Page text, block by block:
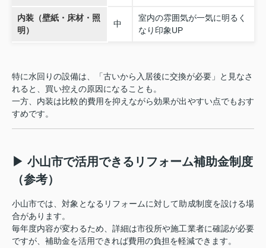
内装（壁紙・床材・照
明）
中
室内の雰囲気が一気に明るく
なり印象UP
特に水回りの設備は、「古いから入居後に交換が必要」と見なさ
れると、買い控えの原因になることも。
一方、内装は比較的費用を抑えながら効果が出やすい点でもおす
すめです。
▶ 小山市で活用できるリフォーム補助金制度
（参考）
小山市では、対象となるリフォームに対して助成制度を設ける場
合があります。
毎年度内容が変わるため、詳細は市役所や施工業者に確認が必要
ですが、補助金を活用できれば費用の負担を軽減できます。